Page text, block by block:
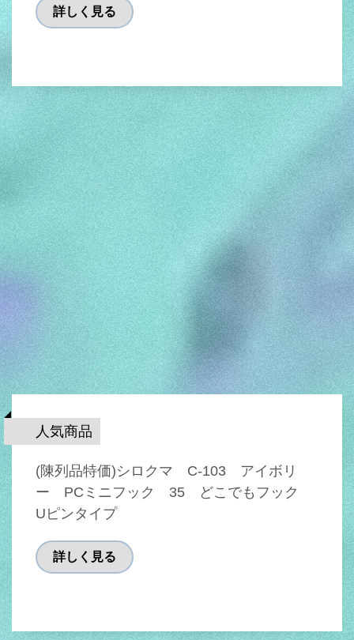
詳しく見る
人気商品
(陳列品特価)シロクマ C-103 アイボリ
ー PCミニフック 35 どこでもフック
Uピンタイプ
詳しく見る